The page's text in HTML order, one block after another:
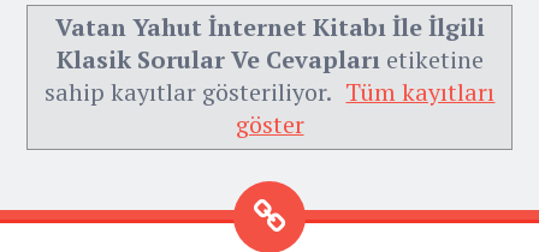
Vatan Yahut İnternet Kitabı İle İlgili
Klasik Sorular Ve Cevaplarıetiketine
sahip kayıtlar gösteriliyor. Tüm kayıtları
göster